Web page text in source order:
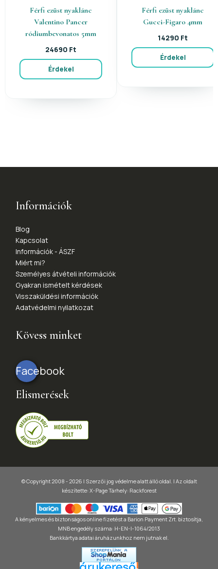
Férfi ezüst nyaklánc
Valentino Pancer
ródiumbevonatos 5mm
24690 Ft
Érdekel
Férfi ezüst nyaklánc
Gucci-Figaro 4mm
14290 Ft
Érdekel
Információk
Blog
Kapcsolat
Információk - ÁSZF
Miért mi?
Személyes átvételi információk
Gyakran ismételt kérdések
Visszaküldési információk
Adatvédelmi nyilatkozat
Kövess minket
Facebook
Elismerések
© Copyright 2008 - 2026 | Szerzői jog védelme alatt álló oldal. | Az oldalt
készítette: X-PageTárhely: Rackforest
A kényelmes és biztonságos online fizetést a Barion Payment Zrt. biztosítja,
MNB engedély száma: H-EN-I-1064/2013
Bankkártya adatai áruházunkhoz nem jutnak el.